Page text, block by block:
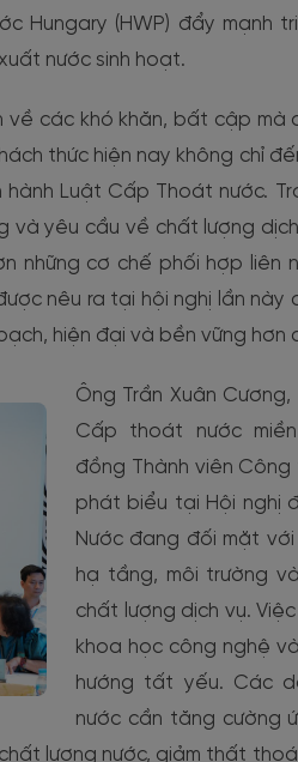
Hungary (HWP) đẩy mạnh
nước sinh hoạt.
về các khó khăn, bất cập mà
thức hiện nay không chỉ
Luật Cấp Thoát nước.
và yêu cầu về chất lượng
những cơ chế phối hợp liên
nêu ra tại hội nghị lần này
hiện đại và bền vững hơn
Ông Trần Xuân
Cấp thoát nước
đồng Thành viên Công
phát biểu tại Hội nghị
Nước đang đối mặt
hạ tầng, môi trường
chất lượng dịch vụ.
khoa học công nghệ
hướng tất yếu. Các
nước cần tăng cường
lượng nước, giảm thất